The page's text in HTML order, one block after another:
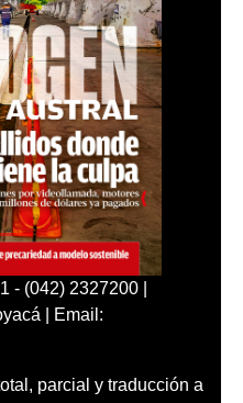
- (042) 2327200 |
| Email:
parcial y traducción a